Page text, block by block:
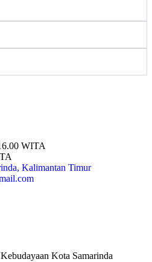
WITA
Kalimantan Timur
Kota Samarinda